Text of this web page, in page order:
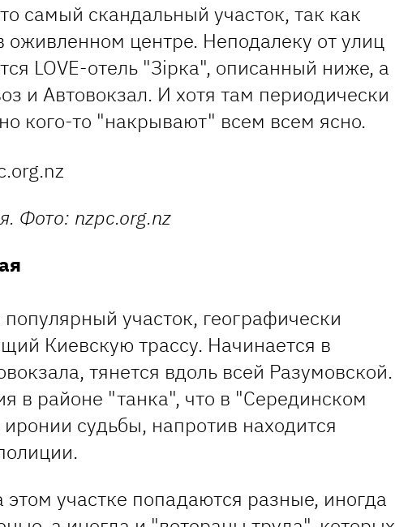
самый скандальный участок, так как
оживленном центре. Неподалеку от улиц
LOVE-отель "Зірка", описанный ниже, а
и Автовокзал. И хотя там периодически
кого-то "накрывают" всем всем ясно.
Фото: nzpc.org.nz
участок, географически
Киевскую трассу. Начинается в
тянется вдоль всей Разумовской.
в районе "танка", что в "Серединском
cудьбы, напротив находится
участке попадаются разные, иногда